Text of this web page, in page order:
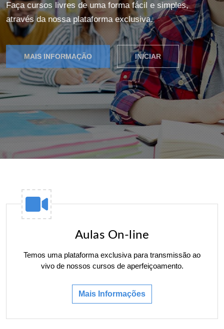
Faça cursos livres de uma forma fácil e simples,
através da nossa plataforma exclusiva.
MAIS INFORMAÇÃO INICIAR
Aulas On-line
Temos uma plataforma exclusiva para transmissão ao
vivo de nossos cursos de aperfeiçoamento.
Mais Informações